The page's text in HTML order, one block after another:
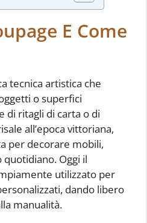
E Come
tecnica artistica che
o superfici
di ritagli di carta o di
all’epoca vittoriana,
per decorare mobili,
Oggi il
utilizzato per
dando libero
manualità.